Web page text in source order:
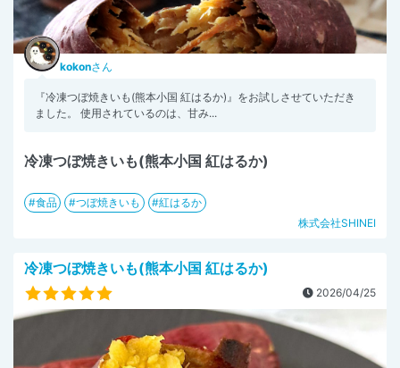
kokonさん
『冷凍つぼ焼きいも(熊本小国 紅はるか)』をお試しさせていただき
ました。 使用されているのは、甘み...
冷凍つぼ焼きいも(熊本小国 紅はるか)
食品 つぼ焼きいも
紅はるか
株式会社SHINEI
冷凍つぼ焼きいも(熊本小国 紅はるか)
2026/04/25